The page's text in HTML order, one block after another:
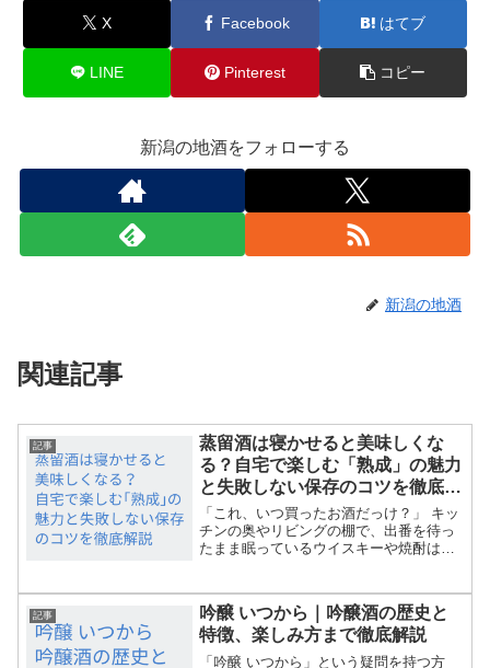
X Facebook はてブ
LINE Pinterest コピー
新潟の地酒をフォローする
新潟の地酒
関連記事
記事
蒸留酒は寝かせると美味しくな
る？自宅で楽しむ「熟成」の魅力
と失敗しない保存のコツを徹底解
説
「これ、いつ買ったお酒だっけ？」 キッ
チンの奥やリビングの棚で、出番を待っ
たまま眠っているウイスキーや焼酎はあ
しますが、実はウイスキーやブランデ
ー、焼酎といった「蒸留酒...
記事
吟醸 いつから｜吟醸酒の歴史と
特徴、楽しみ方まで徹底解説
「吟醸 いつから」という疑問を持つ方